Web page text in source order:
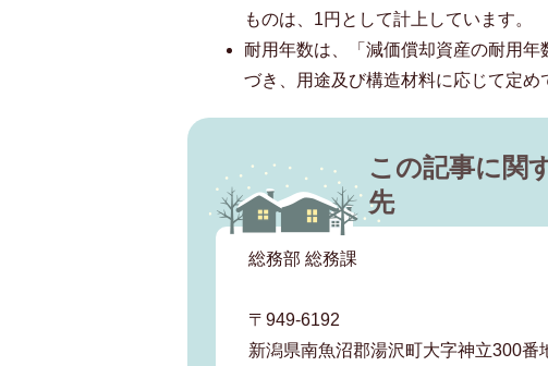
ものは、1円として計上しています。
耐用年数は、「減価償却資産の耐用
づき、用途及び構造材料に応じて定め
この記事に関
先
総務部 総務課
〒949-6192
新潟県南魚沼郡湯沢町大字神立300番